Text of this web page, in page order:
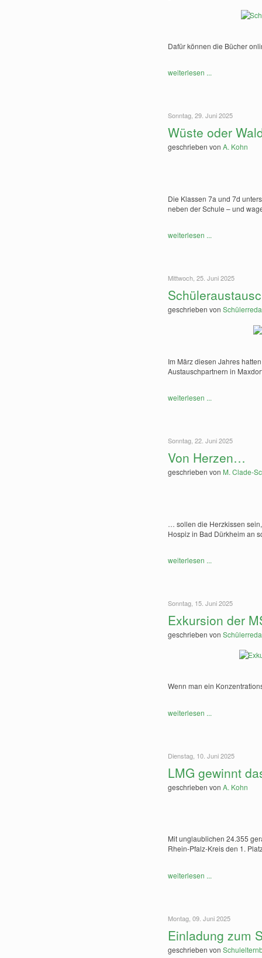
Dafür können die Bücher
weiterlesen ...
Sonntag, 29. Juni 2025
Wüste oder
geschrieben von A. Kohn
Die Klassen 7a und 7d
neben der Schule – und
weiterlesen ...
Mittwoch, 25. Juni 2025
geschrieben von
Im März diesen Jahres
Austauschpartnern in
weiterlesen ...
Sonntag, 22. Juni 2025
Von Herzen…
geschrieben von M. Clade-
… sollen die Herzkissen
Hospiz in Bad Dürkheim an
weiterlesen ...
Sonntag, 15. Juni 2025
Exkursion der
geschrieben von
Wenn man ein
weiterlesen ...
Dienstag, 10. Juni 2025
LMG gewinnt
geschrieben von A. Kohn
Mit unglaublichen 24.355
Rhein-Pfalz-Kreis den 1.
weiterlesen ...
Montag, 09. Juni 2025
Einladung zum
geschrieben von